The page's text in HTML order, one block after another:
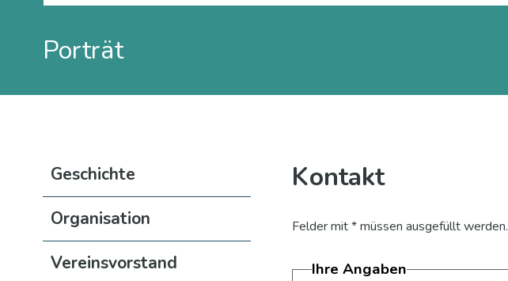
Sie befinden sich hier:
Porträt
Subnavigation
Geschichte
Organisation
Vereinsvorstand
Kontakt
Felder mit * müssen ausgefüllt werden.
Ihre Angaben